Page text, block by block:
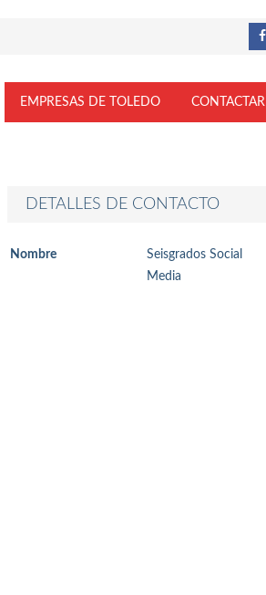
EMPRESAS DE TOLEDO CONTACTAR
DETALLES DE CONTACTO
Nombre
Seisgrados Social
Media